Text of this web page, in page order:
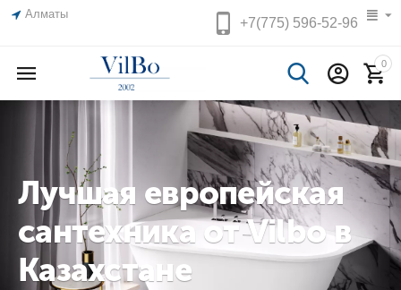
Алматы
+7(775)596-52-96
0
Лучшая европейская
сантехника от Vilbo в
Казахстане